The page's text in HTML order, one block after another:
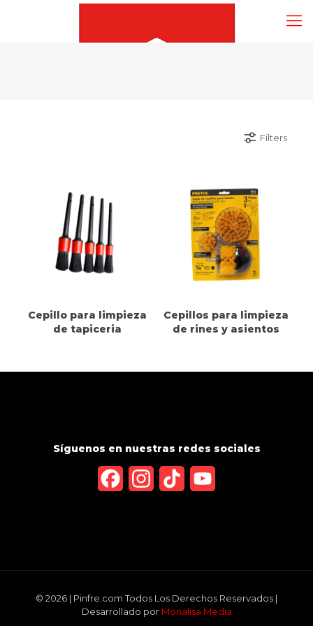
Filters
Cepillo para limpieza
de tapiceria
Cepillos para limpieza
de rines y asientos
Síguenos en nuestras redes sociales
FacebookInstagram
TikTok
© 2026 | Pinfre.com Todos Los Derechos Reservados |
Desarrollado por Monalisa Media